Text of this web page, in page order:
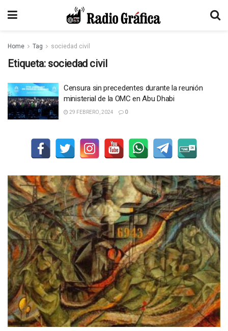
Home Tag sociedad civil
Etiqueta: sociedad civil
Censura sin precedentes durante la reunión
ministerial de la OMC en Abu Dhabi
29 FEBRERO, 2024 0